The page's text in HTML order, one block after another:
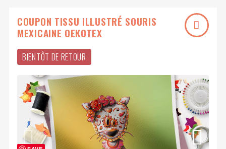
COUPON TISSU ILLUSTRÉ SOURIS
MEXICAINE OEKOTEX
BIENTÔT DE RETOUR